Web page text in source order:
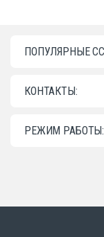
ПОПУЛЯРНЫЕ
КОНТАКТЫ:
РЕЖИМ РАБОТЫ: